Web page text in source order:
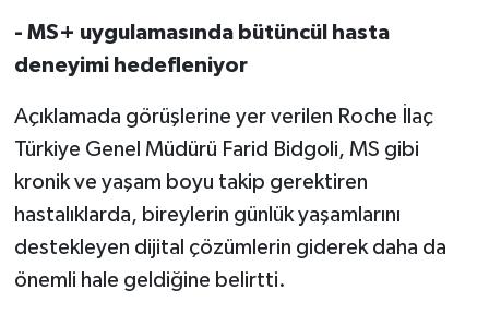
- MS+ uygulamasında bütüncül hasta
deneyimi hedefleniyor
Açıklamada görüşlerine yer verilen Roche İlaç
Türkiye Genel Müdürü Farid Bidgoli, MS gibi
kronik ve yaşam boyu takip gerektiren
hastalıklarda, bireylerin günlük yaşamlarını
destekleyen dijital çözümlerin giderek daha da
önemli hale geldiğine belirtti.